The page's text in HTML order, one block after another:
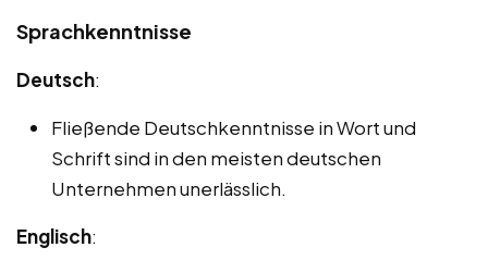
Sprachkenntnisse
Deutsch:
Fließende Deutschkenntnisse in Wort und
Schrift sind in den meisten deutschen
Unternehmen unerlässlich.
Englisch: